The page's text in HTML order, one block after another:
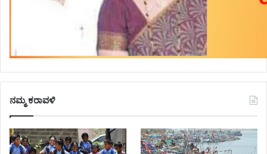
ನಮ್ಮ ಕರಾವಳಿ